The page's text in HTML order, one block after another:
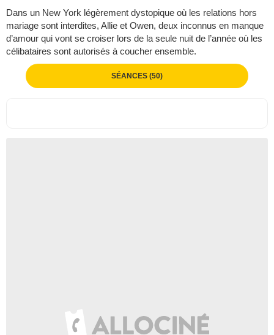
Dans un New York légèrement dystopique où les relations hors
mariage sont interdites, Allie et Owen, deux inconnus en manque
d’amour qui vont se croiser lors de la seule nuit de l’année où les
célibataires sont autorisés à coucher ensemble.
SÉANCES (50)